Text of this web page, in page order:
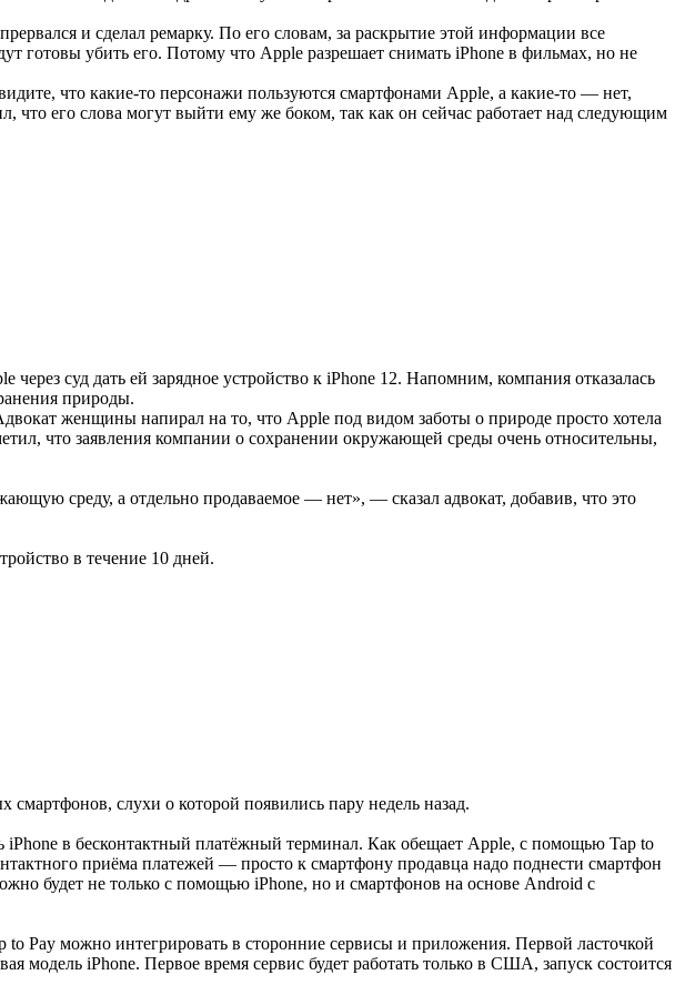
и сделал ремарку. По его словам, за раскрытие этой информации все
готовы убить его. Потому что Apple разрешает снимать iPhone в фильмах, но не
что какие-то персонажи пользуются смартфонами Apple, а какие-то — нет,
его слова могут выйти ему же боком, так как он сейчас работает над следующим
суд дать ей зарядное устройство к iPhone 12. Напомним, компания отказалась
природы.
женщины напирал на то, что Apple под видом заботы о природе просто хотела
что заявления компании о сохранении окружающей среды очень относительны,
среду, а отдельно продаваемое — нет», — сказал адвокат, добавив, что это
в течение 10 дней.
слухи о которой появились пару недель назад.
iPhone в бесконтактный платёжный терминал. Как обещает Apple, с помощью Tap to
приёма платежей — просто к смартфону продавца надо поднести смартфон
будет не только с помощью iPhone, но и смартфонов на основе Android с
Pay можно интегрировать в сторонние сервисы и приложения. Первой ласточкой
модель iPhone. Первое время сервис будет работать только в США, запуск состоится